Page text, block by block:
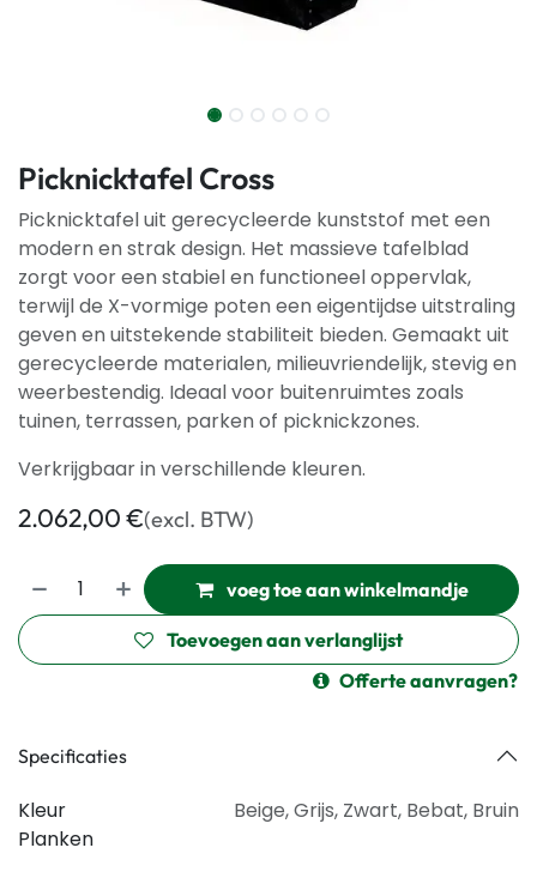
Picknicktafel Cross
Picknicktafel uit gerecycleerde kunststof met een
modern en strak design. Het massieve tafelblad
zorgt voor een stabiel en functioneel oppervlak,
terwijl de X-vormige poten een eigentijdse uitstraling
geven en uitstekende stabiliteit bieden. Gemaakt uit
gerecycleerde materialen, milieuvriendelijk, stevig en
weerbestendig. Ideaal voor buitenruimtes zoals
tuinen, terrassen, parken of picknickzones.
Verkrijgbaar in verschillende kleuren.
2.062,00€(excl. BTW)
voeg toe aan winkelmandje
Toevoegen aan verlanglijst
Offerte aanvragen?
Specificaties
Kleur
Planken
Beige,Grijs, Zwart, Bebat, Bruin